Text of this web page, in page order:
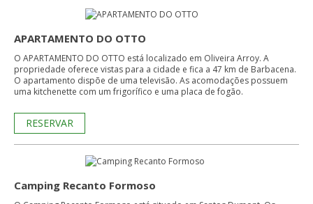
APARTAMENTO DO OTTO
O APARTAMENTO DO OTTO está localizado em Oliveira Arroy. A
propriedade oferece vistas para a cidade e fica a 47 km de Barbacena.
O apartamento dispõe de uma televisão. As acomodações possuem
uma kitchenette com um frigorífico e uma placa de fogão.
RESERVAR
Camping Recanto Formoso